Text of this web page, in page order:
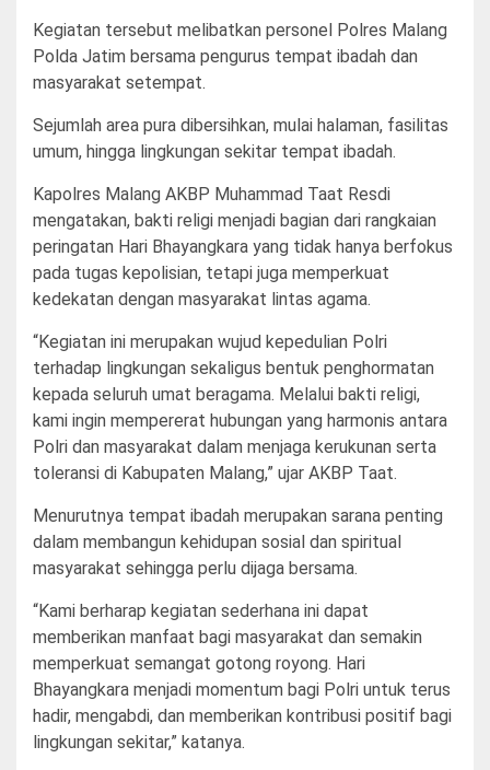
Kegiatan tersebut melibatkan personel Polres Malang
Polda Jatim bersama pengurus tempat ibadah dan
masyarakat setempat.
Sejumlah area pura dibersihkan, mulai halaman, fasilitas
umum, hingga lingkungan sekitar tempat ibadah.
Kapolres Malang AKBP Muhammad Taat Resdi
mengatakan, bakti religi menjadi bagian dari rangkaian
peringatan Hari Bhayangkara yang tidak hanya berfokus
pada tugas kepolisian, tetapi juga memperkuat
kedekatan dengan masyarakat lintas agama.
“Kegiatan ini merupakan wujud kepedulian Polri
terhadap lingkungan sekaligus bentuk penghormatan
kepada seluruh umat beragama. Melalui bakti religi,
kami ingin mempererat hubungan yang harmonis antara
Polri dan masyarakat dalam menjaga kerukunan serta
toleransi di Kabupaten Malang,” ujar AKBP Taat.
Menurutnya tempat ibadah merupakan sarana penting
dalam membangun kehidupan sosial dan spiritual
masyarakat sehingga perlu dijaga bersama.
“Kami berharap kegiatan sederhana ini dapat
memberikan manfaat bagi masyarakat dan semakin
memperkuat semangat gotong royong. Hari
Bhayangkara menjadi momentum bagi Polri untuk terus
hadir, mengabdi, dan memberikan kontribusi positif bagi
lingkungan sekitar,” katanya.